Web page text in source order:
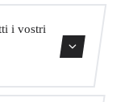
al momento
i vostri